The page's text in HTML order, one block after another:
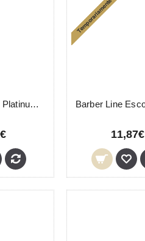
Astra Lâminas Platinum 100 Unidades
11,87€